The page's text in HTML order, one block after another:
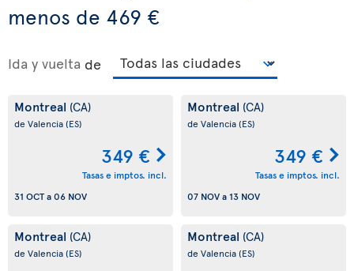
menos de 469 €
Ida y vuelta de
Montreal (CA)
de Valencia(ES)
349 €
Tasas e imptos. incl.
31 OCTa06 NOV
Montreal (CA)
de Valencia(ES)
349 €
Tasas e imptos. incl.
07 NOVa 13 NOV
Montreal (CA)
de Valencia(ES)
Montreal (CA)
de Valencia(ES)